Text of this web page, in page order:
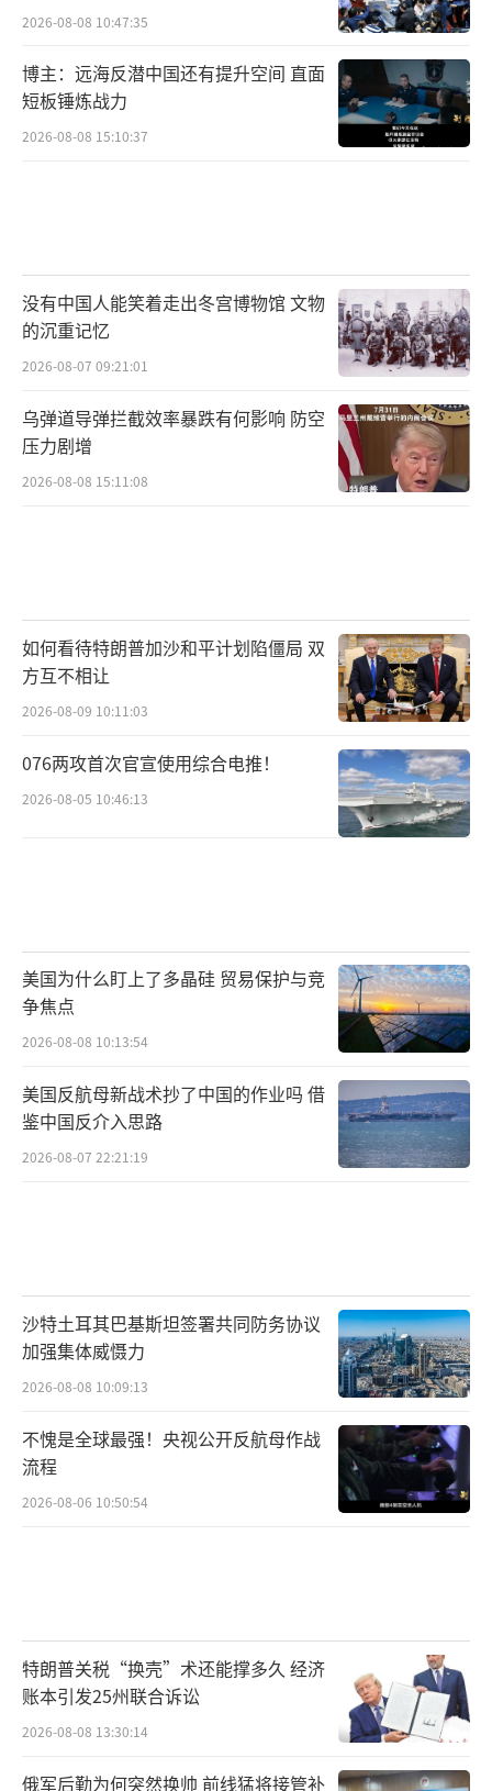
2026-08-08 10:47:35
博主：远海反潜中国还有提升空间 直面
短板锤炼战力
2026-08-08 15:10:37
没有中国人能笑着走出冬宫博物馆 文物
的沉重记忆
2026-08-07 09:21:01
乌弹道导弹拦截效率暴跌有何影响 防空
压力剧增
2026-08-08 15:11:08
如何看待特朗普加沙和平计划陷僵局 双
方互不相让
2026-08-09 10:11:03
076两攻首次官宣使用综合电推！
2026-08-05 10:46:13
美国为什么盯上了多晶硅 贸易保护与竞
争焦点
2026-08-08 10:13:54
美国反航母新战术抄了中国的作业吗 借
鉴中国反介入思路
2026-08-07 22:21:19
沙特土耳其巴基斯坦签署共同防务协议
加强集体威慑力
2026-08-08 10:09:13
不愧是全球最强！央视公开反航母作战
流程
2026-08-06 10:50:54
特朗普关税“换壳”术还能撑多久 经济
账本引发25州联合诉讼
2026-08-08 13:30:14
俄军后勤为何突然换帅 前线猛将接管补